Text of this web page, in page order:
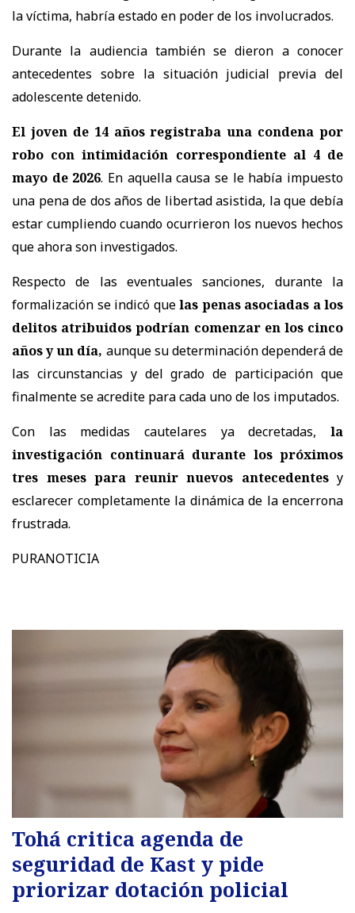
la víctima, habría estado en poder de los involucrados.
Durante la audiencia también se dieron a conocer
antecedentes sobre la situación judicial previa del
adolescente detenido.
El joven de 14 años registraba una condena por
robo con intimidación correspondiente al 4 de
mayo de 2026. En aquella causa se le había impuesto
una pena de dos años de libertad asistida, la que debía
estar cumpliendo cuando ocurrieron los nuevos hechos
que ahora son investigados.
Respecto de las eventuales sanciones, durante la
formalización se indicó quelas penas asociadas a los
delitos atribuidos podrían comenzar en los cinco
años y un día, aunque su determinación dependerá de
las circunstancias y del grado de participación que
finalmente se acredite para cada uno de los imputados.
Con las medidas cautelares ya decretadas, la
investigación continuará durante los próximos
tres meses para reunir nuevos antecedentesy
esclarecer completamente la dinámica de la encerrona
frustrada.
PURANOTICIA
Tohá critica agenda de
seguridad de Kast y pide
priorizar dotación policial